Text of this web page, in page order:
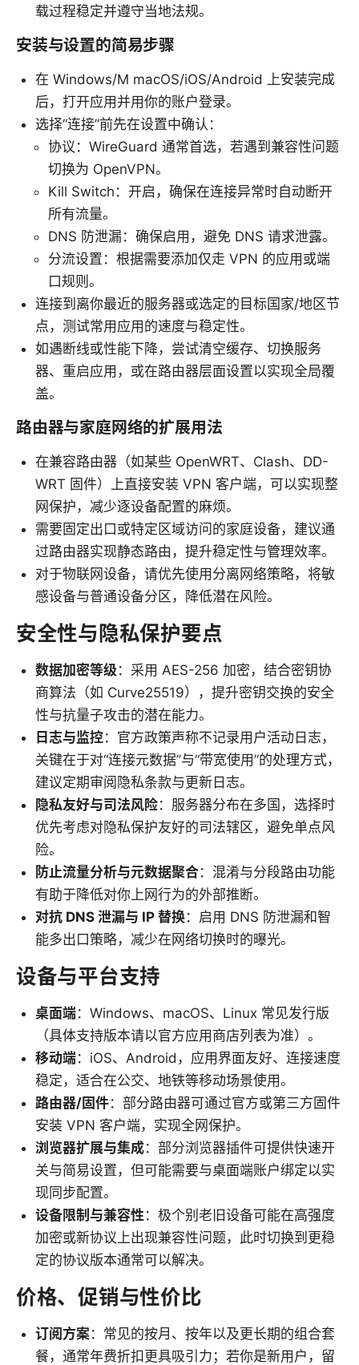
载过程稳定并遵守当地法规。
安装与设置的简易步骤
在 Windows/M macOS/iOS/Android 上安装完成
后，打开应用并用你的账户登录。
选择“连接”前先在设置中确认：
协议：WireGuard 通常首选，若遇到兼容性问题
切换为 OpenVPN。
Kill Switch：开启，确保在连接异常时自动断开
所有流量。
DNS 防泄漏：确保启用，避免 DNS 请求泄露。
分流设置：根据需要添加仅走 VPN 的应用或端
口规则。
连接到离你最近的服务器或选定的目标国家/地区节
点，测试常用应用的速度与稳定性。
如遇断线或性能下降，尝试清空缓存、切换服务
器、重启应用，或在路由器层面设置以实现全局覆
盖。
路由器与家庭网络的扩展用法
在兼容路由器（如某些 OpenWRT、Clash、DD-
WRT 固件）上直接安装 VPN 客户端，可以实现整
网保护，减少逐设备配置的麻烦。
需要固定出口或特定区域访问的家庭设备，建议通
过路由器实现静态路由，提升稳定性与管理效率。
对于物联网设备，请优先使用分离网络策略，将敏
感设备与普通设备分区，降低潜在风险。
安全性与隐私保护要点
数据加密等级 ：采用 AES-256 加密，结合密钥协
商算法（如 Curve25519），提升密钥交换的安全
性与抗量子攻击的潜在能力。
日志与监控：官方政策声称不记录用户活动日志，
关键在于对“连接元数据”与“带宽使用”的处理方式，
建议定期审阅隐私条款与更新日志。
隐私友好与司法风险：服务器分布在多国，选择时
优先考虑对隐私保护友好的司法辖区，避免单点风
险。
防止流量分析与元数据聚合：混淆与分段路由功能
有助于降低对你上网行为的外部推断。
对抗 DNS 泄漏与 IP 替换：启用 DNS 防泄漏和智
能多出口策略，减少在网络切换时的曝光。
设备与平台支持
桌面端：Windows、macOS、Linux 常见发行版
（具体支持版本请以官方应用商店列表为准）。
移动端：iOS、Android，应用界面友好、连接速度
稳定，适合在公交、地铁等移动场景使用。
路由器/固件：部分路由器可通过官方或第三方固件
安装 VPN 客户端，实现全网保护。
浏览器扩展与集成：部分浏览器插件可提供快速开
关与简易设置，但可能需要与桌面端账户绑定以实
现同步配置。
设备限制与兼容性 ：极个别老旧设备可能在高强度
加密或新协议上出现兼容性问题，此时切换到更稳
定的协议版本通常可以解决。
价格、促销与性价比
订阅方案：常见的按月、按年以及更长期的组合套
餐，通常年费折扣更具吸引力；若你是新用户，留